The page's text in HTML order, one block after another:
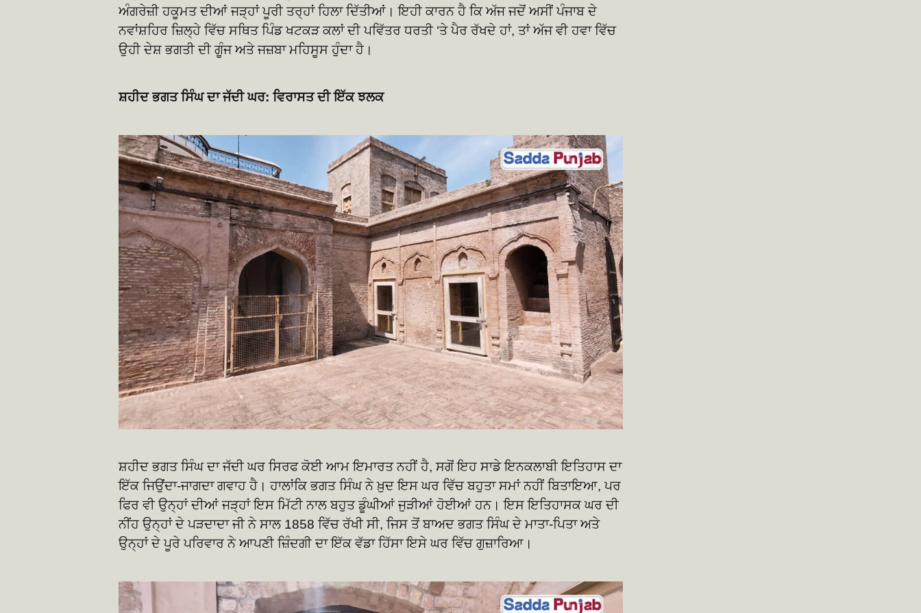
ਅੰਗਰੇਜ਼ੀ ਹਕੂਮਤ ਦੀਆਂ ਜੜ੍ਹਾਂ ਪੂਰੀ ਤਰ੍ਹਾਂ ਹਿਲਾ ਦਿੱਤੀਆਂ। ਇਹੀ ਕਾਰਨ ਹੈ ਕਿ ਅੱਜ ਜਦੋਂ ਅਸੀਂ ਪੰਜਾਬ ਦੇ
ਨਵਾਂਸ਼ਹਿਰ ਜ਼ਿਲ੍ਹੇ ਵਿੱਚ ਸਥਿਤ ਪਿੰਡ ਖਟਕੜ ਕਲਾਂ ਦੀ ਪਵਿੱਤਰ ਧਰਤੀ ‘ਤੇ ਪੈਰ ਰੱਖਦੇ ਹਾਂ, ਤਾਂ ਅੱਜ ਵੀ ਹਵਾ ਵਿੱਚ
ਉਹੀ ਦੇਸ਼ ਭਗਤੀ ਦੀ ਗੂੰਜ ਅਤੇ ਜਜ਼ਬਾ ਮਹਿਸੂਸ ਹੁੰਦਾ ਹੈ।
ਸ਼ਹੀਦ ਭਗਤ ਸਿੰਘ ਦਾ ਜੱਦੀ ਘਰ: ਵਿਰਾਸਤ ਦੀ ਇੱਕ ਝਲਕ
ਸ਼ਹੀਦ ਭਗਤ ਸਿੰਘ ਦਾ ਜੱਦੀ ਘਰ ਸਿਰਫ ਕੋਈ ਆਮ ਇਮਾਰਤ ਨਹੀਂ ਹੈ, ਸਗੋਂ ਇਹ ਸਾਡੇ ਇਨਕਲਾਬੀ ਇਤਿਹਾਸ ਦਾ
ਇੱਕ ਜਿਉਂਦਾ-ਜਾਗਦਾ ਗਵਾਹ ਹੈ। ਹਾਲਾਂਕਿ ਭਗਤ ਸਿੰਘ ਨੇ ਖ਼ੁਦ ਇਸ ਘਰ ਵਿੱਚ ਬਹੁਤਾ ਸਮਾਂ ਨਹੀਂ ਬਿਤਾਇਆ, ਪਰ
ਫਿਰ ਵੀ ਉਨ੍ਹਾਂ ਦੀਆਂ ਜੜ੍ਹਾਂ ਇਸ ਮਿੱਟੀ ਨਾਲ ਬਹੁਤ ਡੂੰਘੀਆਂ ਜੁੜੀਆਂ ਹੋਈਆਂ ਹਨ। ਇਸ ਇਤਿਹਾਸਕ ਘਰ ਦੀ
ਨੀਂਹ ਉਨ੍ਹਾਂ ਦੇ ਪੜਦਾਦਾ ਜੀ ਨੇ ਸਾਲ 1858 ਵਿੱਚ ਰੱਖੀ ਸੀ, ਜਿਸ ਤੋਂ ਬਾਅਦ ਭਗਤ ਸਿੰਘ ਦੇ ਮਾਤਾ-ਪਿਤਾ ਅਤੇ
ਉਨ੍ਹਾਂ ਦੇ ਪੂਰੇ ਪਰਿਵਾਰ ਨੇ ਆਪਣੀ ਜ਼ਿੰਦਗੀ ਦਾ ਇੱਕ ਵੱਡਾ ਹਿੱਸਾ ਇਸੇ ਘਰ ਵਿੱਚ ਗੁਜ਼ਾਰਿਆ।